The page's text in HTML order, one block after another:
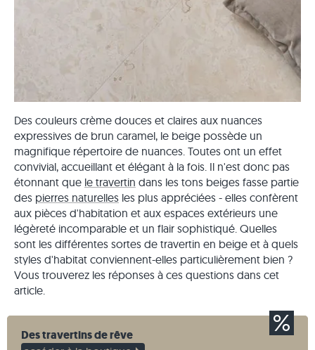
Des couleurs crème douces et claires aux nuances
expressives de brun caramel, le beige possède un
magnifique répertoire de nuances. Toutes ont un effet
convivial, accueillant et élégant à la fois. Il n'est donc pas
étonnant que le travertin dans les tons beiges fasse partie
des pierres naturelles les plus appréciées - elles confèrent
aux pièces d'habitation et aux espaces extérieurs une
légèreté incomparable et un flair sophistiqué. Quelles
sont les différentes sortes de travertin en beige et à quels
styles d'habitat conviennent-elles particulièrement bien ?
Vous trouverez les réponses à ces questions dans cet
article.
Des travertins de rêve